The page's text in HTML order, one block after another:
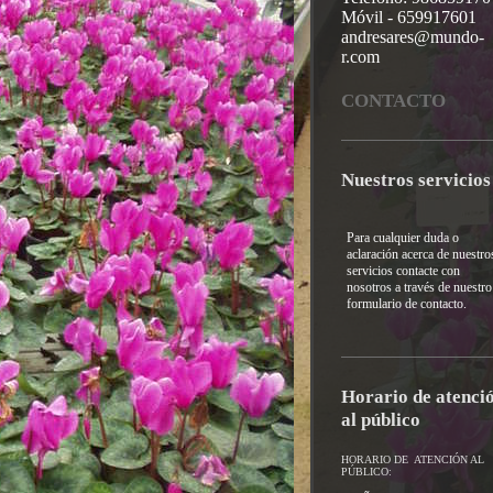
Móvil - 659917601
andresares@mundo-
r.com
CONTACTO
Nuestros servicios
Para cualquier duda o
aclaración acerca de
servicios contacte con
nosotros a través de nuestro
formulario de contacto.
Horario de
al público
HORARIO DE ATENCIÓN AL
PÚBLICO: